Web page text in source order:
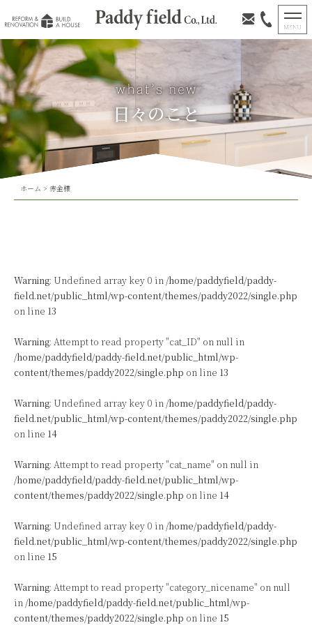
日々のこと
ホーム > 赤金様
Warning: Undefined array key 0 in /home/paddyfield/paddy-
field.net/public_html/wp-content/themes/paddy2022/single.php
on line 13
Warning: Attempt to read property "cat_ID" on null in
/home/paddyfield/paddy-field.net/public_html/wp-
content/themes/paddy2022/single.php on line 13
Warning: Undefined array key 0 in /home/paddyfield/paddy-
field.net/public_html/wp-content/themes/paddy2022/single.php
on line 14
Warning: Attempt to read property "cat_name" on null in
/home/paddyfield/paddy-field.net/public_html/wp-
content/themes/paddy2022/single.php on line 14
Warning: Undefined array key 0 in /home/paddyfield/paddy-
field.net/public_html/wp-content/themes/paddy2022/single.php
on line 15
Warning: Attempt to read property "category_nicename" on null
in /home/paddyfield/paddy-field.net/public_html/wp-
content/themes/paddy2022/single.php on line 15